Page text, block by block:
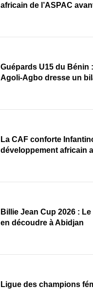
africain de l’ASPAC
Guépards U15 du Bénin
Agoli-Agbo dresse un
La CAF conforte
développement africain
Billie Jean Cup 2026 :
en découdre à Abidjan
Ligue des champions